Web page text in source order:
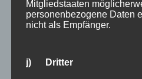
ein individuelles
Innenbereich kommen
Spachtelarbeiten und
Mitgliedstaaten
personenbezogene Daten
nicht als Empfänger.
j) Dritter